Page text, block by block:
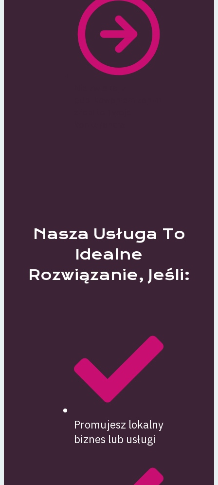
Nasza Usługa To
Idealne
Rozwiązanie, Jeśli:
Promujesz lokalny
biznes lub usługi